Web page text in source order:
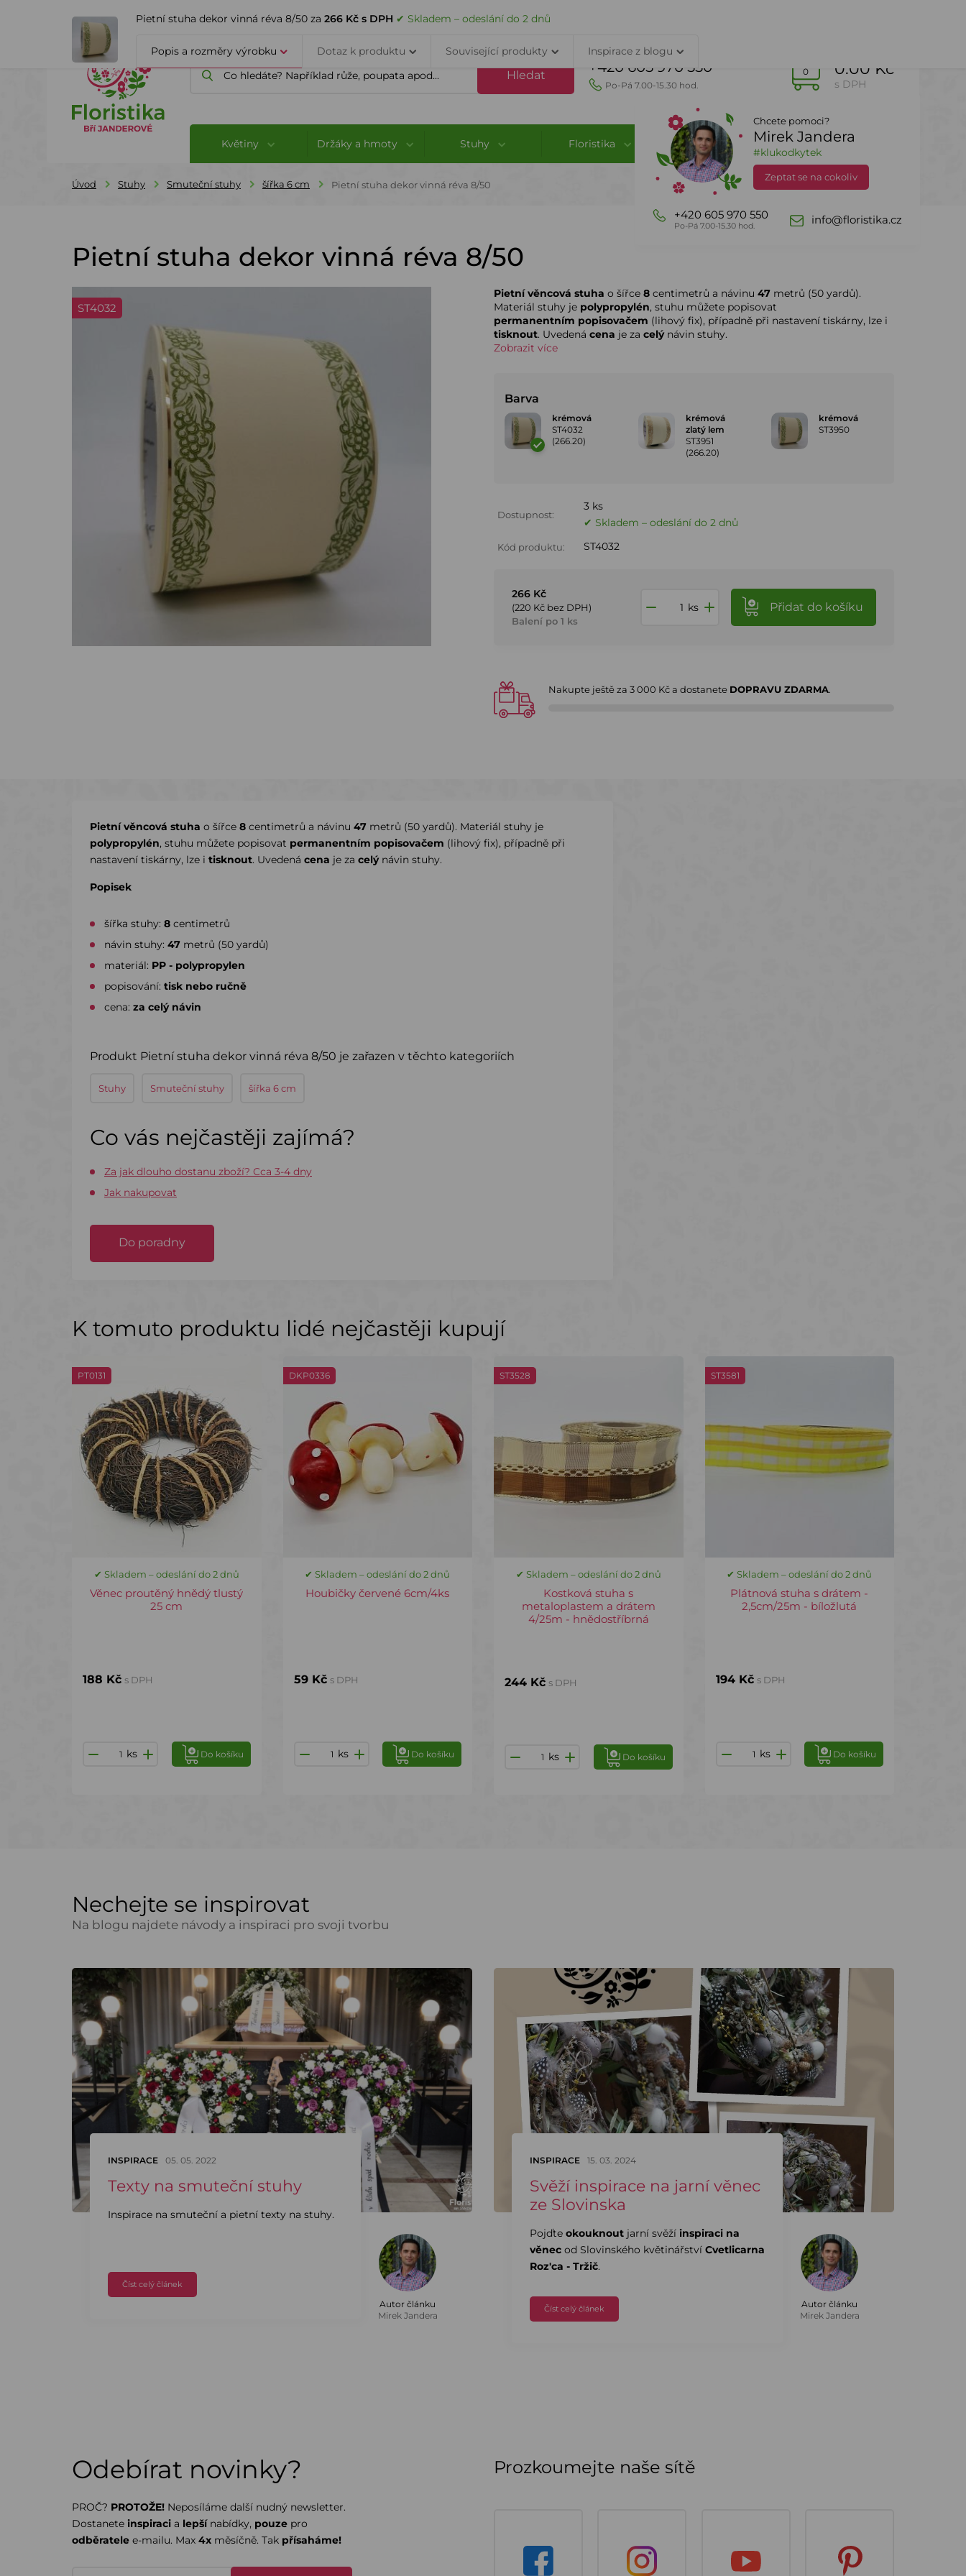
ÚVOD O FIRMĚ BLOG VELKOOBCHOD DOPRAVA A PLATBA PORADNA
Hledat +420 605 970 550
Po-Pá 7.00-15.30 hod.
0 0.00 Kč
s DPH
Květiny Držáky a hmoty Stuhy Floristika Dle sezony DealZone
Úvod Stuhy Smuteční stuhy šířka 6 cm Pietní stuha dekor vinná réva 8/50
Pietní stuha dekor vinná réva 8/50
ST4032
Pietní věncová stuha o šířce 8 centimetrů a návinu 47 metrů (50 yardů).
Materiál stuhy je polypropylén, stuhu můžete popisovat
permanentním popisovačem (lihový fix), případně při nastavení tiskárny, lze i
tisknout. Uvedená cena je za celýnávin stuhy.
Zobrazit více
Barva
krémová
ST4032
(266.20)
krémová
zlatý lem
ST3951
(266.20)
krémová
ST3950
Dostupnost:
3 ks
✔ Skladem – odeslání do 2 dnů
Kód produktu: ST4032
266 Kč
(220 Kč bez DPH)
Balení po 1 ks
ks Přidat do košíku
Nakupte ještě za 3 000 Kča dostanete DOPRAVU ZDARMA.
Pietní stuha dekor vinná réva 8/50 za 266 Kč s DPH ✔ Skladem – odeslání do 2 dnů
Popis a rozměry výrobku Dotaz k produktu Související produkty Inspirace z blogu
Pietní věncová stuha o šířce 8 centimetrů a návinu 47 metrů (50 yardů). Materiál stuhy je
polypropylén, stuhu můžete popisovat permanentním popisovačem (lihový fix), případně při
nastavení tiskárny, lze i tisknout. Uvedená cena je za celýnávin stuhy.
Popisek
šířka stuhy: 8 centimetrů
návin stuhy: 47 metrů (50 yardů)
materiál: PP - polypropylen
popisování: tisk nebo ručně
cena: za celý návin
Produkt Pietní stuha dekor vinná réva 8/50 je zařazen v těchto kategoriích
Stuhy Smuteční stuhy šířka 6 cm
Co vás nejčastěji zajímá?
Za jak dlouho dostanu zboží? Cca 3-4 dny
Jak nakupovat
Do poradny
Chcete pomoci?
Mirek Jandera
#klukodkytek
Zeptat se na cokoliv
+420 605 970 550
Po-Pá 7.00-15.30 hod. info@floristika.cz
K tomuto produktu lidé nejčastěji kupují
PT0131
✔ Skladem – odeslání do 2 dnů
Věnec proutěný hnědý tlustý
25 cm
188 Kč s DPH
ks Do košíku
DKP0336
✔ Skladem – odeslání do 2 dnů
Houbičky červené 6cm/4ks
59 Kč s DPH
ks Do košíku
ST3528
✔ Skladem – odeslání do 2 dnů
Kostková stuha s
metaloplastem a drátem
4/25m - hnědostříbrná
244 Kč s DPH
ks Do košíku
ST3581
✔ Skladem – odeslání do 2 dnů
Plátnová stuha s drátem -
2,5cm/25m - bíložlutá
194 Kč s DPH
ks Do košíku
Nechejte se inspirovat
Na blogu najdete návody a inspiraci pro svoji tvorbu
INSPIRACE 05. 05. 2022
Texty na smuteční stuhy
Inspirace na smuteční a pietní texty na stuhy.
Číst celý článek
Autor článku
Mirek Jandera
INSPIRACE 15. 03. 2024
Svěží inspirace na jarní věnec
ze Slovinska
Pojďte okouknout jarní svěží inspiraci na
věnec od Slovinského květinářství Cvetlicarna
Roz'ca - Tržič.
Číst celý článek
Autor článku
Mirek Jandera
Odebírat novinky?
PROČ? PROTOŽE! Neposíláme další nudný newsletter.
Dostanete inspiraci a lepšínabídky, pouze pro
odběratele e-mailu. Max 4x měsíčně. Tak přísaháme!
Prozkoumejte naše sítě